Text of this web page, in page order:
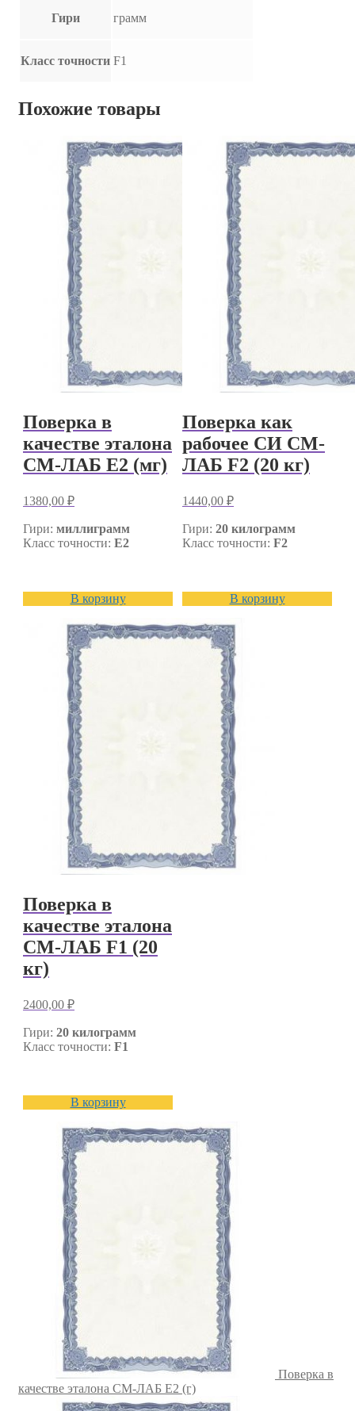
Гири грамм
Класс точности F1
Похожие товары
Поверка в
качестве эталона
СМ-ЛАБ E2 (мг)
1380,00 ₽
Гири: миллиграмм
Класс точности: E2
В корзину
Поверка как
рабочее СИ СМ-
ЛАБ F2 (20 кг)
1440,00 ₽
Гири: 20 килограмм
Класс точности: F2
В корзину
Поверка в
качестве эталона
СМ-ЛАБ F1 (20
кг)
2400,00 ₽
Гири: 20 килограмм
Класс точности: F1
В корзину
Поверка в
качестве эталона СМ-ЛАБ E2 (г)